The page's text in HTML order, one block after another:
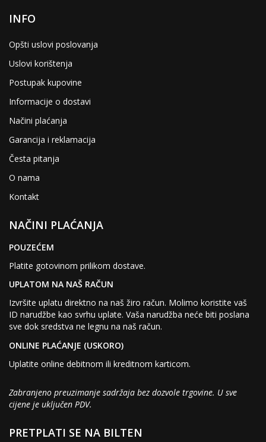
INFO
Opšti uslovi poslovanja
Uslovi korištenja
Postupak kupovine
Informacije o dostavi
Načini plaćanja
Garancija i reklamacija
Česta pitanja
O nama
Kontakt
NAČINI PLAĆANJA
POUZEĆEM
Platite gotovinom prilikom dostave.
UPLATOM NA NAŠ RAČUN
Izvršite uplatu direktno na naš žiro račun. Molimo koristite vaš
ID narudžbe kao svrhu uplate. Vaša narudžba neće biti poslana
sve dok sredstva ne legnu na naš račun.
ONLINE PLAĆANJE (USKORO)
Uplatite online debitnom ili kreditnom karticom.
Zabranjeno preuzimanje sadržaja bez dozvole trgovine. U sve
cijene je uključen PDV.
PRETPLATI SE NA BILTEN